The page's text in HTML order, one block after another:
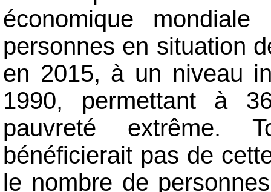
économique
personnes en situation
en 2015, à un niveau
1990, permettant à
pauvreté extrême.
bénéficierait pas de
le nombre de